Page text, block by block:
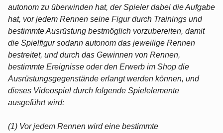
autonom zu überwinden hat, der Spieler dabei die Aufgabe
hat, vor jedem Rennen seine Figur durch Trainings und
bestimmte Ausrüstung bestmöglich vorzubereiten, damit
die Spielfigur sodann autonom das jeweilige Rennen
bestreitet, und durch das Gewinnen von Rennen,
bestimmte Ereignisse oder den Erwerb im Shop die
Ausrüstungsgegenstände erlangt werden können, und
dieses Videospiel durch folgende Spielelemente
ausgeführt wird:
(1) Vor jedem Rennen wird eine bestimmte